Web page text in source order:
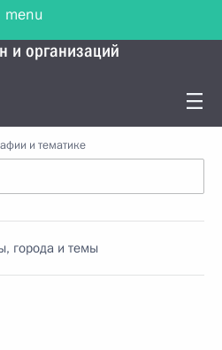
и организаций
и тематике
города и темы